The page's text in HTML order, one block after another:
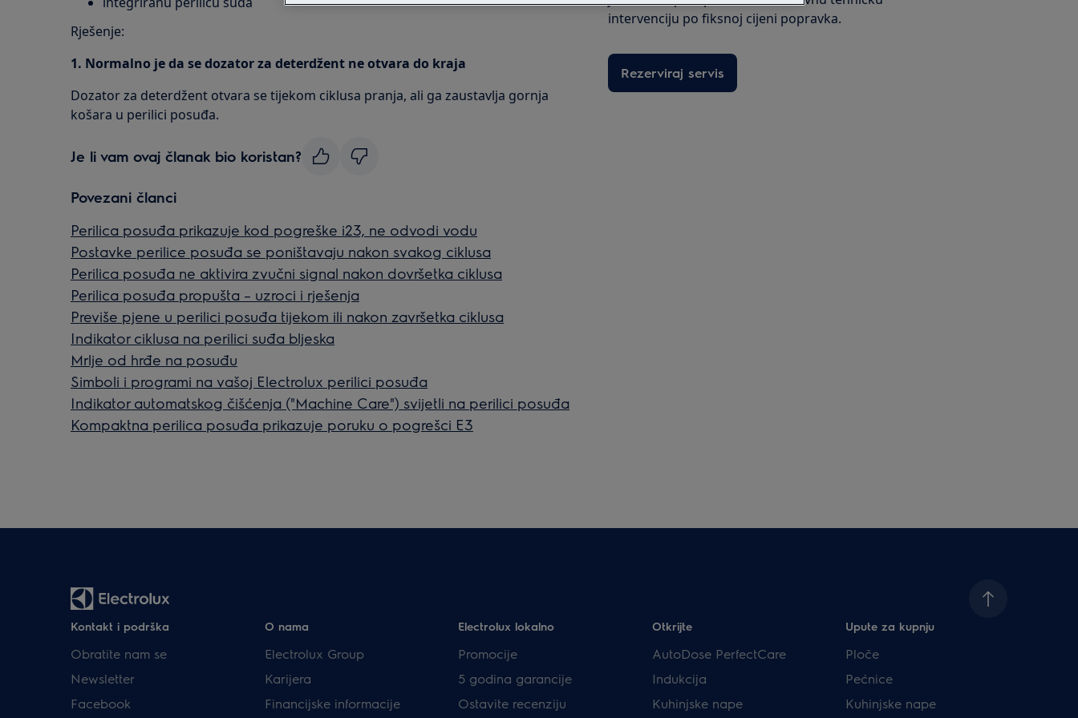
Rješenje:
1. Normalno je da se dozator za deterdžent ne otvara do kraja
Dozator za deterdžent otvara se tijekom ciklusa pranja, ali ga zaustavlja gornja
košara u perilici posuđa.
Je li vam ovaj članak bio koristan?
Povezani članci
Perilica posuđa prikazuje kod pogreške i23, ne odvodi vodu
Postavke perilice posuđa se poništavaju nakon svakog ciklusa
Perilica posuđa ne aktivira zvučni signal nakon dovršetka ciklusa
Perilica posuđa propušta – uzroci i rješenja
Previše pjene u perilici posuđa tijekom ili nakon završetka ciklusa
Indikator ciklusa na perilici suđa bljeska
Mrlje od hrđe na posuđu
Simboli i programi na vašoj Electrolux perilici posuđa
Indikator automatskog čišćenja ("Machine Care") svijetli na perilici posuđa
Kompaktna perilica posuđa prikazuje poruku o pogrešci E3
intervenciju po fiksnoj cijeni popravka.
Rezerviraj servis
Kontakt i podrška
Obratite nam se
Newsletter
Facebook
O nama
Electrolux Group
Karijera
Financijske informacije
Electrolux lokalno
Promocije
5 godina garancije
Ostavite recenziju
Otkrijte
AutoDose PerfectCare
Indukcija
Kuhinjske nape
Upute za kupnju
Ploče
Pećnice
Kuhinjske nape